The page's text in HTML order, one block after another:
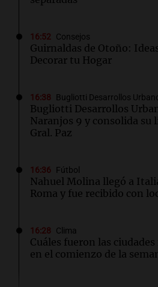
16:52 Consejos
Guirnaldas de Otoño:
Decorar tu Hogar
16:38 Bugliotti Desarrollos
Bugliotti Desarrollos
Naranjos 9 y consolida su
Gral. Paz
16:36 Fútbol
Nahuel Molina llegó a
Roma y fue recibido con
16:28 Clima
Cuáles fueron las
en el comienzo de la